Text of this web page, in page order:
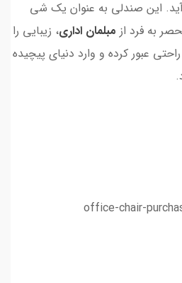
این صندلی به عنوان یک شی
به فرد از مبلمان اداری، زیبایی را
عبور کرده و وارد دنیای پیچیده